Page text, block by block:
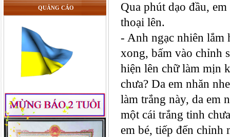
QUẢNG CÁO
Qua phút dạo đầu,
thoại lên.
- Anh ngạc nhiên lắm
xong, bấm vào chỉnh
hiện lên chữ làm mịn
chưa? Da em nhăn
làm trắng này, da em
một cái trắng tinh
em bé, tiếp đến chỉnh